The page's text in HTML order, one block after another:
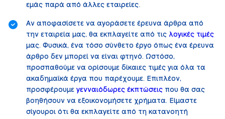
εμάς παρά από άλλες εταιρείες.
Αν αποφασίσετε να αγοράσετε έρευνα άρθρα από
την εταιρεία μας, θα εκπλαγείτε από τις λογικές τιμές
μας. Φυσικά, ένα τόσο σύνθετο έργο όπως ένα έρευνα
άρθρο δεν μπορεί να είναι φτηνό. Ωστόσο,
προσπαθούμε να ορίσουμε δίκαιες τιμές για όλα τα
ακαδημαϊκά έργα που παρέχουμε. Επιπλέον,
προσφέρουμεγενναιόδωρες έκπτώσεις που θα σας
βοηθήσουν να εξοικονομήσετε χρήματα. Είμαστε
σίγουροι ότι θα εκπλαγείτε από τη κατανοητή